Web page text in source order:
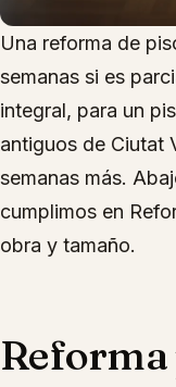
Una reforma de
semanas si es
integral, para un
antiguos de Ciutat
semanas más.
cumplimos en
obra y tamaño.